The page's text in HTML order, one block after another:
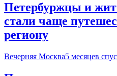
Петербуржцы и
стали чаще
региону
Вечерняя Москва5 месяцев